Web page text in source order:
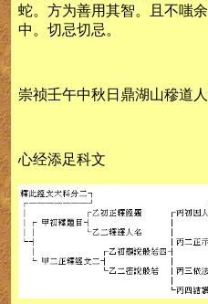
蛇。方为善用其智。且不嗤
中。切忌切忌。
崇祯壬午中秋日鼎湖山穇道
心经添足科文